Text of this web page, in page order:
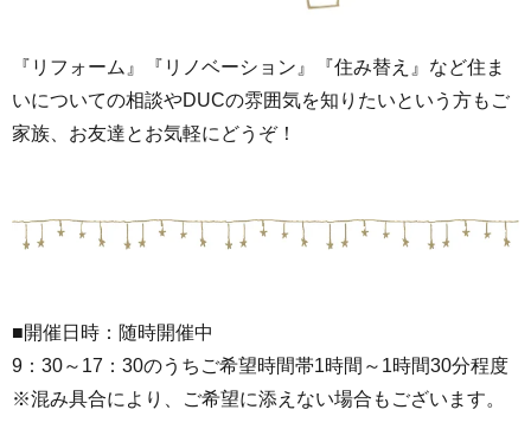
『リフォーム』『リノベーション』『住み替え』など住ま
いについての相談やDUCの雰囲気を知りたいという方もご
家族、お友達とお気軽にどうぞ！
■開催日時：随時開催中
9：30～17：30のうちご希望時間帯1時間～1時間30分程度
※混み具合により、ご希望に添えない場合もございます。